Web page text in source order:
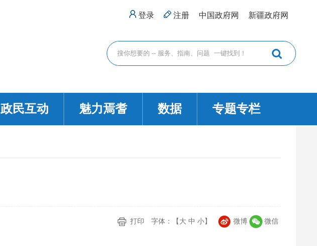
登录 注册 中国政府网 新疆政府网
政民互动 魅力焉耆 数据 专题专栏
打印 字体：【 大 中 小】 微博 微信